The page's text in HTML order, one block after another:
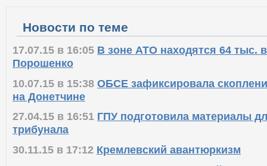
Новости по теме
17.07.15 в 16:05 В зоне АТО находятся 64 тыс.
Порошенко
10.07.15 в 15:38 ОБСЕ зафиксировала
на Донетчине
27.04.15 в 16:51 ГПУ подготовила материалы
трибунала
30.11.15 в 17:12 Кремлевский авантюркизм